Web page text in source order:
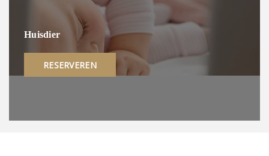
Huisdier
RESERVEREN